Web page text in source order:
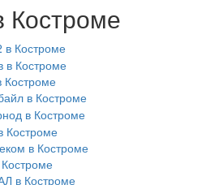
в Костроме
в Костроме
Костроме
в Костроме
в Костроме
Костроме
в Костроме
в Костроме